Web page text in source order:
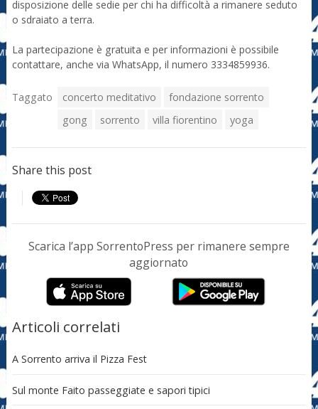
disposizione delle sedie per chi ha difficoltà a rimanere seduto
o sdraiato a terra.
La partecipazione è gratuita e per informazioni è possibile
contattare, anche via WhatsApp, il numero 3334859936.
Taggato concerto meditativo
fondazione sorrento
gong
sorrento villa fiorentino yoga
Share this post
Scarica l’app SorrentoPress per rimanere sempre
aggiornato
Articoli correlati
A Sorrento arriva il Pizza Fest
Sul monte Faito passeggiate e sapori tipici